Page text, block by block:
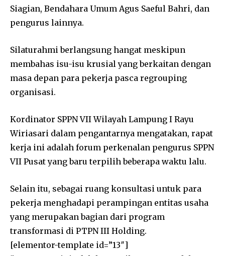
Siagian, Bendahara Umum Agus Saeful Bahri, dan
pengurus lainnya.
Silaturahmi berlangsung hangat meskipun
membahas isu-isu krusial yang berkaitan dengan
masa depan para pekerja pasca regrouping
organisasi.
Kordinator SPPN VII Wilayah Lampung I Rayu
Wiriasari dalam pengantarnya mengatakan, rapat
kerja ini adalah forum perkenalan pengurus SPPN
VII Pusat yang baru terpilih beberapa waktu lalu.
Selain itu, sebagai ruang konsultasi untuk para
pekerja menghadapi perampingan entitas usaha
yang merupakan bagian dari program
transformasi di PTPN III Holding.
[elementor-template id=”13″]